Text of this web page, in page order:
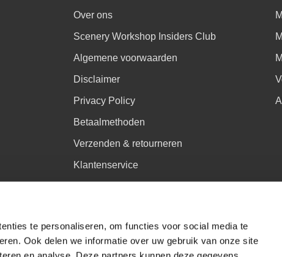
te personaliseren, om functies voor social media te
Ook delen we informatie over uw gebruik van onze site
Over ons
Scenery Workshop Insiders Club
Algemene voorwaarden
Disclaimer
Privacy Policy
Betaalmethoden
Verzenden & retourneren
Klantenservice